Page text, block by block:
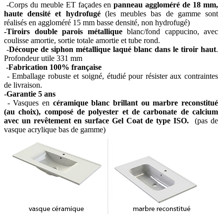
-Corps du meuble ET façades enpanneau aggloméré de 18 mm,
haute densité et hydrofugé (les meubles bas de gamme sont
réalisés en aggloméré 15 mm basse densité, non hydrofugé)
-Tiroirs double parois métallique blanc/fond cappucino, avec
coulisse amortie, sortie totale amortie et tube rond.
-Découpe de siphon métallique laqué blanc dans le tiroir haut.
Profondeur utile 331 mm
-Fabrication 100% française
- Emballage robuste et soigné, étudié pour résister aux contraintes
de livraison.
-Garantie 5 ans
- Vasques en céramique blanc brillant ou marbre reconstitué
(au choix), composé de polyester et de carbonate de calcium
avec un revêtement en surface Gel Coat de type ISO. (pas de
vasque acrylique bas de gamme)